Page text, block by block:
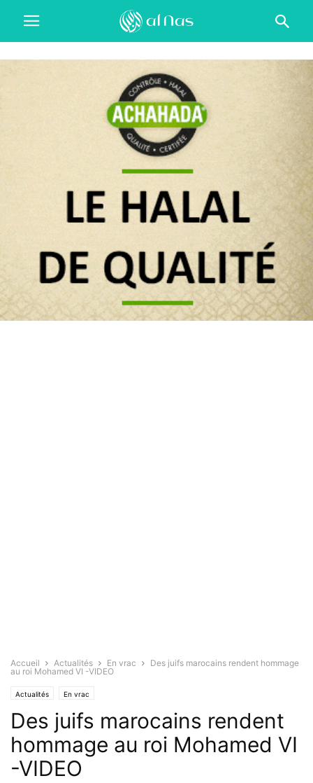
Accueil Actualités En vrac
Des juifs marocains rendent hommage
au roi Mohamed VI -VIDEO
Actualités En vrac
Des juifs marocains rendent
hommage au roi Mohamed VI
-VIDEO